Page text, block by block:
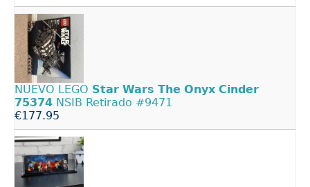
NUEVO LEGO Star Wars The Onyx Cinder
75374 NSIB Retirado #9471
€177.95